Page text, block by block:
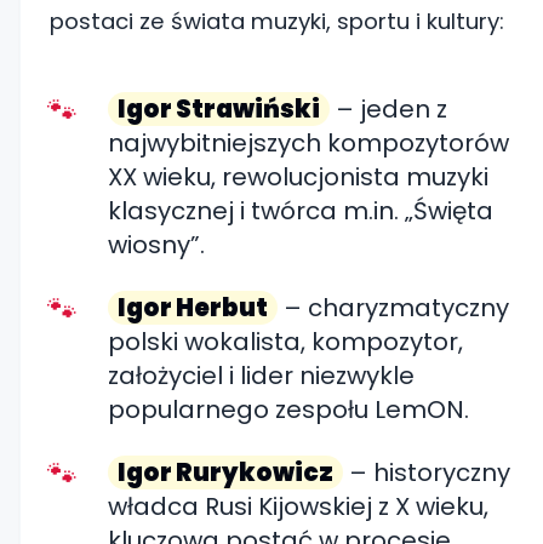
postaci ze świata muzyki, sportu i kultury:
Igor Strawiński – jeden z
najwybitniejszych kompozytorów
XX wieku, rewolucjonista muzyki
klasycznej i twórca m.in. „Święta
wiosny”.
Igor Herbut – charyzmatyczny
polski wokalista, kompozytor,
założyciel i lider niezwykle
popularnego zespołu LemON.
Igor Rurykowicz – historyczny
władca Rusi Kijowskiej z X wieku,